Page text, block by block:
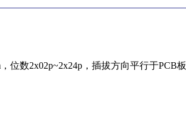
位数2x02p~2x24p，插拔方向平行于PCB板